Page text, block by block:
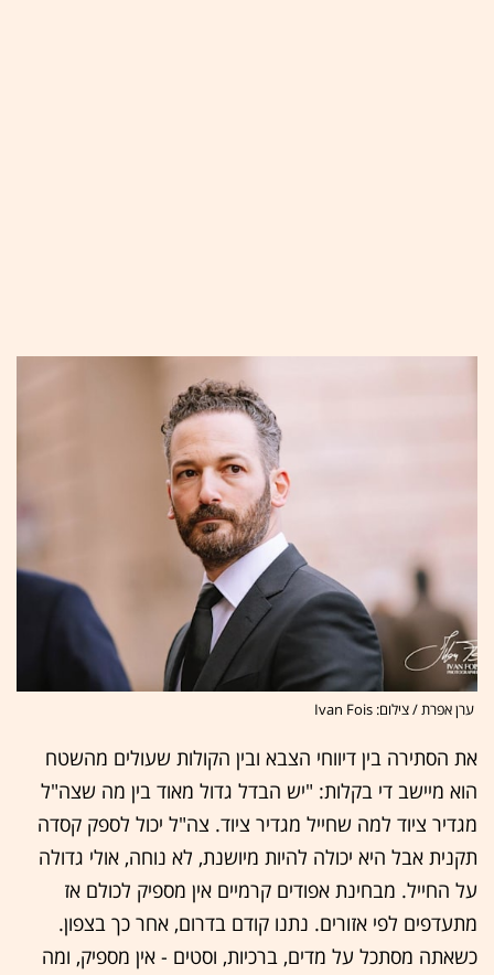
ערן אפרת / צילום: Ivan Fois
את הסתירה בין דיווחי הצבא ובין הקולות שעולים מהשטח
הוא מיישב די בקלות: "יש הבדל גדול מאוד בין מה שצה"ל
מגדיר ציוד למה שחייל מגדיר ציוד. צה"ל יכול לספק קסדה
תקנית אבל היא יכולה להיות מיושנת, לא נוחה, אולי גדולה
על החייל. מבחינת אפודים קרמיים אין מספיק לכולם אז
מתעדפים לפי אזורים. נתנו קודם בדרום, אחר כך בצפון.
כשאתה מסתכל על מדים, ברכיות, וסטים - אין מספיק, ומה